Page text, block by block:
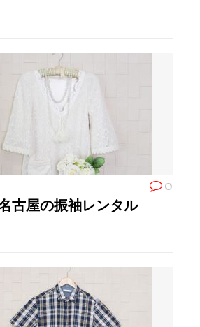
0
古屋の振袖レンタル